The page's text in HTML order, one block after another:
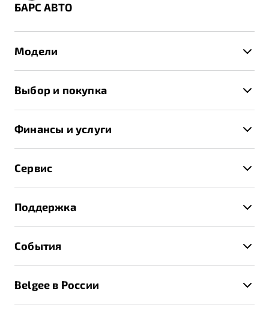
БАРС АВТО
Модели
X70
Выбор и покупка
Записаться на тест-драйв
Получить предложение
Финансы и услуги
Страхование
Расчет КАСКО
Сервис
Техническое обслуживание
Калькулятор ТО
Поддержка
Помощь на дорогах
Belgee Линк
События
Belgee в России